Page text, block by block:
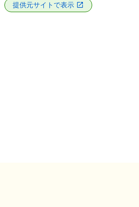
提供元サイトで表示